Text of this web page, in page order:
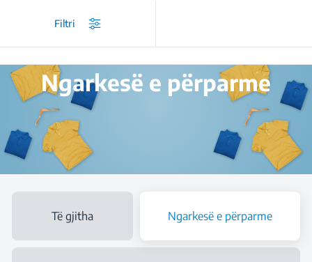
Lavatriçe me qëndrim të lirë
Ngarkesë e përparme
Të gjitha Ngarkesë e përparme
Filtri